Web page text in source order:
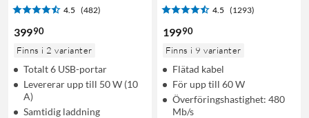
4.5 (482)
39990
Finns i 2 varianter
Totalt 6 USB-portar
Levererar upp till 50 W (10
A)
Samtidig laddning
4.5 (1293)
19990
Finns i 9 varianter
Flätad kabel
För upp till 60 W
Överföringshastighet: 480
Mb/s